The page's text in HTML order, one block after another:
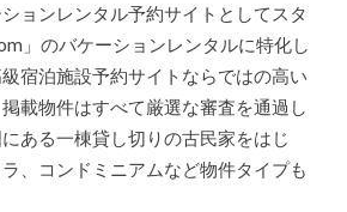
ョンレンタル予約サイトとしてスタ
」のバケーションレンタルに特化し
宿泊施設予約サイトならではの高い
載物件はすべて厳選な審査を通過し
ある一棟貸し切りの古民家をはじ
、コンドミニアムなど物件タイプも